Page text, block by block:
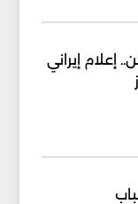
إيراني